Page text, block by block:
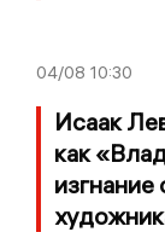
04/08 10:30
Исаак
как